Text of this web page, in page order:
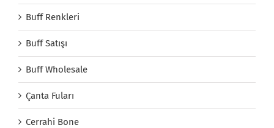
Buff Renkleri
Buff Satışı
Buff Wholesale
Çanta Fuları
Cerrahi Bone